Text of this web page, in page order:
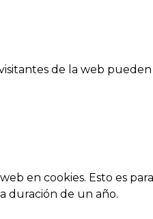
de la web
en cookies. Esto es
duración de un año.